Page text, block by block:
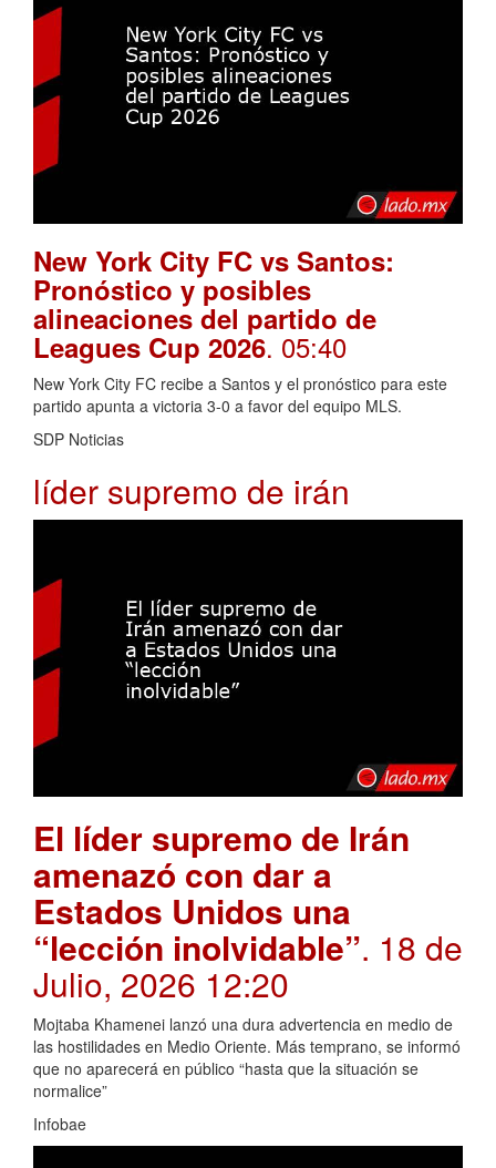
New York City FC vs Santos:
Pronóstico y posibles
alineaciones del partido de
Leagues Cup 2026. 05:40
New York City FC recibe a Santos y el pronóstico para este
partido apunta a victoria 3-0 a favor del equipo MLS.
SDP Noticias
líder supremo de irán
El líder supremo de Irán
amenazó con dar a
Estados Unidos una
“lección inolvidable”. 18 de
Julio, 2026 12:20
Mojtaba Khamenei lanzó una dura advertencia en medio de
las hostilidades en Medio Oriente. Más temprano, se informó
que no aparecerá en público “hasta que la situación se
normalice”
Infobae